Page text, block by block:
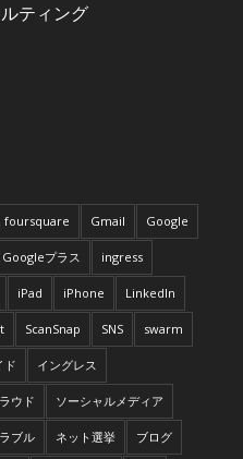
ティング
foursquare Gmail Google
Googleプラス ingress
iPad iPhone LinkedIn
ScanSnap SNS swarm
ド イングレス
ウド ソーシャルメディア
ブル ネット選挙 ブログ